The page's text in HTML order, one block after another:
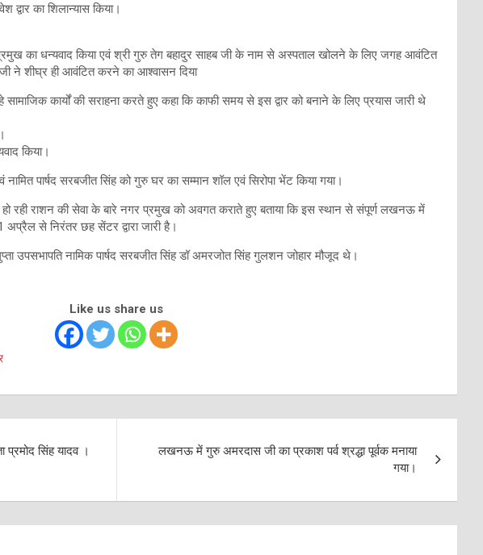
द्वार का शिलान्यास किया।
का धन्यवाद किया एवं श्री गुरु तेग बहादुर साहब जी के नाम से अस्पताल खोलने के लिए जगह आवंटित
ने शीघ्र ही आवंटित करने का आश्वासन दिया
सामाजिक कार्यों की सराहना करते हुए कहा कि काफी समय से इस द्वार को बनाने के लिए प्रयास जारी थे
किया।
नामित पार्षद सरबजीत सिंह को गुरु घर का सम्मान शॉल एवं सिरोपा भेंट किया गया।
हो रही राशन की सेवा के बारे नगर प्रमुख को अवगत कराते हुए बताया कि इस स्थान से संपूर्ण लखनऊ में
से निरंतर छह सेंटर द्वारा जारी है।
उपसभापति नामिक पार्षद सरबजीत सिंह डॉ अमरजोत सिंह गुलशन जोहार मौजूद थे।
Like us share us
प्रमोद सिंह यादव ।
लखनऊ में गुरु अमरदास जी का प्रकाश पर्व श्रद्धा पूर्वक मनाया
गया।